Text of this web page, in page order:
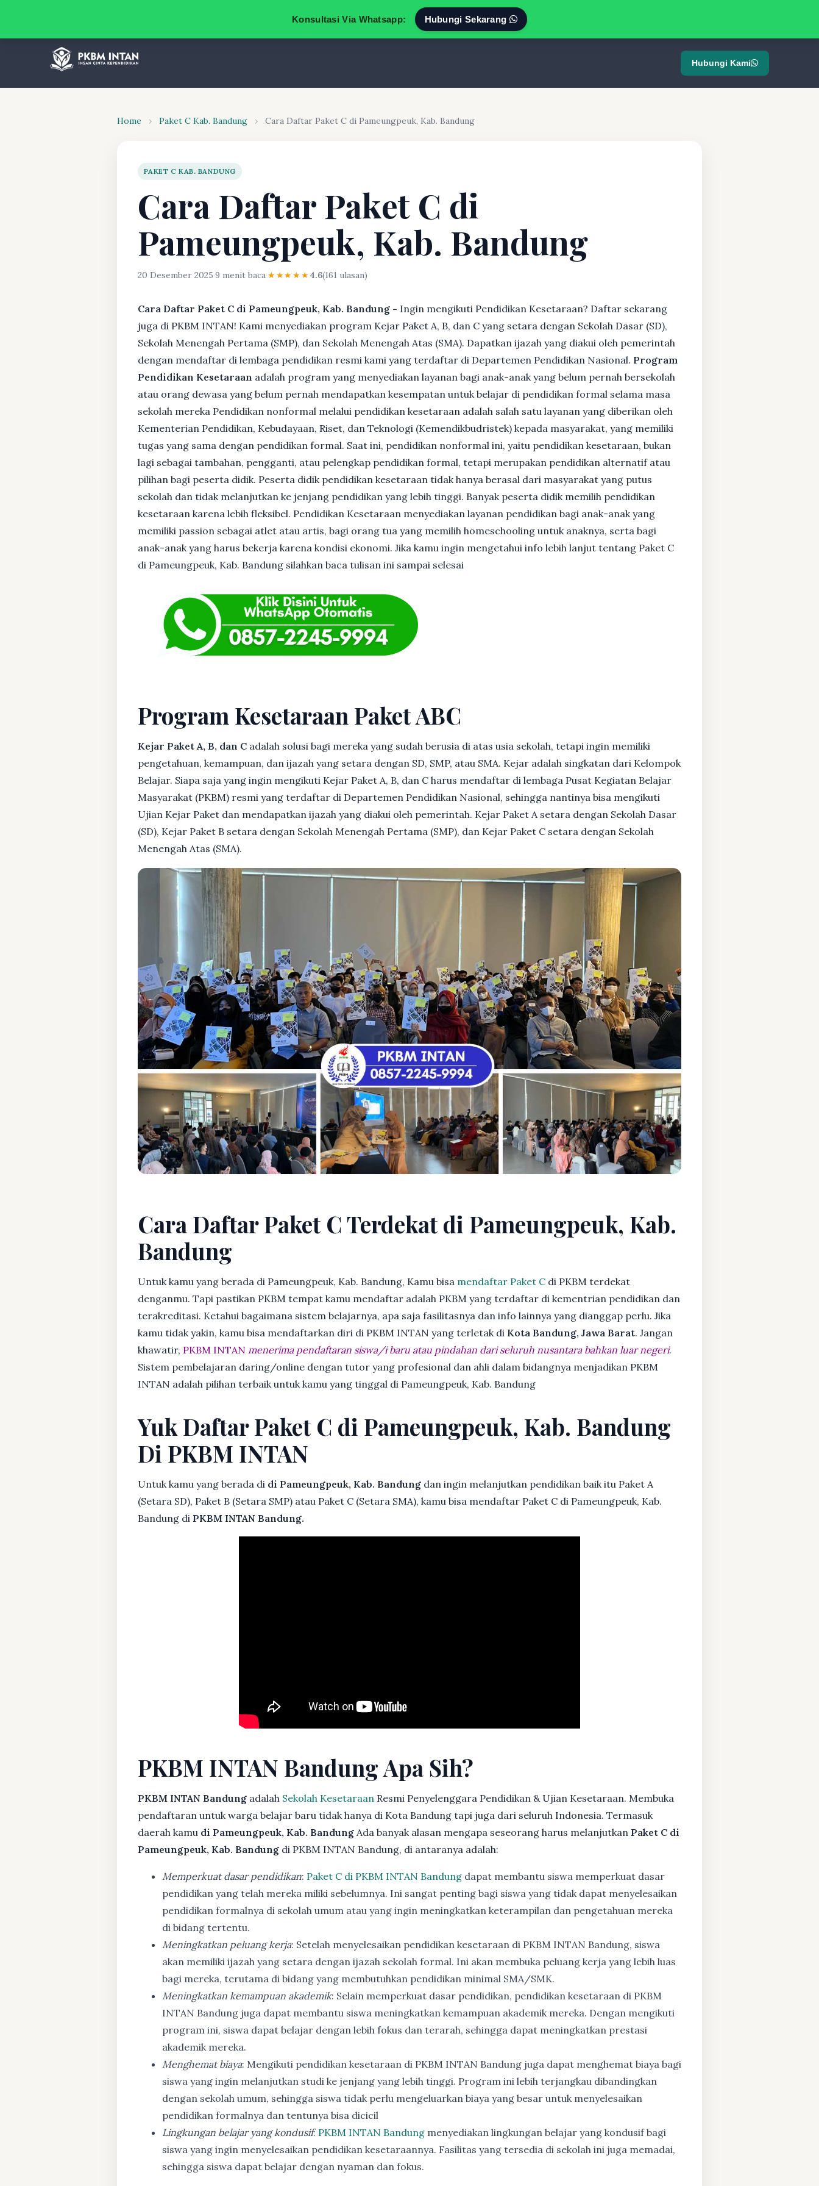
Konsultasi Via Whatsapp: Hubungi Sekarang
Hubungi Kami
Home › Paket C Kab. Bandung › Cara Daftar Paket C di Pameungpeuk, Kab. Bandung
PAKET C KAB. BANDUNG
Cara Daftar Paket C di
Pameungpeuk, Kab. Bandung
20 Desember 2025·9 menit baca·★★★★★4.6(161 ulasan)
Cara Daftar Paket C di Pameungpeuk, Kab. Bandung - Ingin mengikuti Pendidikan Kesetaraan? Daftar sekarang
juga di PKBM INTAN! Kami menyediakan program Kejar Paket A, B, dan C yang setara dengan Sekolah Dasar (SD),
Sekolah Menengah Pertama (SMP), dan Sekolah Menengah Atas (SMA). Dapatkan ijazah yang diakui oleh pemerintah
dengan mendaftar di lembaga pendidikan resmi kami yang terdaftar di Departemen Pendidikan Nasional. Program
Pendidikan Kesetaraan adalah program yang menyediakan layanan bagi anak-anak yang belum pernah bersekolah
atau orang dewasa yang belum pernah mendapatkan kesempatan untuk belajar di pendidikan formal selama masa
sekolah mereka Pendidikan nonformal melalui pendidikan kesetaraan adalah salah satu layanan yang diberikan oleh
Kementerian Pendidikan, Kebudayaan, Riset, dan Teknologi (Kemendikbudristek) kepada masyarakat, yang memiliki
tugas yang sama dengan pendidikan formal. Saat ini, pendidikan nonformal ini, yaitu pendidikan kesetaraan, bukan
lagi sebagai tambahan, pengganti, atau pelengkap pendidikan formal, tetapi merupakan pendidikan alternatif atau
pilihan bagi peserta didik. Peserta didik pendidikan kesetaraan tidak hanya berasal dari masyarakat yang putus
sekolah dan tidak melanjutkan ke jenjang pendidikan yang lebih tinggi. Banyak peserta didik memilih pendidikan
kesetaraan karena lebih fleksibel. Pendidikan Kesetaraan menyediakan layanan pendidikan bagi anak-anak yang
memiliki passion sebagai atlet atau artis, bagi orang tua yang memilih homeschooling untuk anaknya, serta bagi
anak-anak yang harus bekerja karena kondisi ekonomi. Jika kamu ingin mengetahui info lebih lanjut tentang Paket C
di Pameungpeuk, Kab. Bandung silahkan baca tulisan ini sampai selesai
Program Kesetaraan Paket ABC
Kejar Paket A, B, dan C adalah solusi bagi mereka yang sudah berusia di atas usia sekolah, tetapi ingin memiliki
pengetahuan, kemampuan, dan ijazah yang setara dengan SD, SMP, atau SMA. Kejar adalah singkatan dari Kelompok
Belajar. Siapa saja yang ingin mengikuti Kejar Paket A, B, dan C harus mendaftar di lembaga Pusat Kegiatan Belajar
Masyarakat (PKBM) resmi yang terdaftar di Departemen Pendidikan Nasional, sehingga nantinya bisa mengikuti
Ujian Kejar Paket dan mendapatkan ijazah yang diakui oleh pemerintah. Kejar Paket A setara dengan Sekolah Dasar
(SD), Kejar Paket B setara dengan Sekolah Menengah Pertama (SMP), dan Kejar Paket C setara dengan Sekolah
Menengah Atas (SMA).
Cara Daftar Paket C Terdekat di Pameungpeuk, Kab.
Bandung
Untuk kamu yang berada di Pameungpeuk, Kab. Bandung, Kamu bisa mendaftar Paket C di PKBM terdekat
denganmu. Tapi pastikan PKBM tempat kamu mendaftar adalah PKBM yang terdaftar di kementrian pendidikan dan
terakreditasi. Ketahui bagaimana sistem belajarnya, apa saja fasilitasnya dan info lainnya yang dianggap perlu. Jika
kamu tidak yakin, kamu bisa mendaftarkan diri di PKBM INTAN yang terletak di Kota Bandung, Jawa Barat. Jangan
khawatir, PKBM INTAN menerima pendaftaran siswa/i baru atau pindahan dari seluruh nusantara bahkan luar negeri.
Sistem pembelajaran daring/online dengan tutor yang profesional dan ahli dalam bidangnya menjadikan PKBM
INTAN adalah pilihan terbaik untuk kamu yang tinggal di Pameungpeuk, Kab. Bandung
Yuk Daftar Paket C di Pameungpeuk, Kab. Bandung
Di PKBM INTAN
Untuk kamu yang berada di di Pameungpeuk, Kab. Bandung dan ingin melanjutkan pendidikan baik itu Paket A
(Setara SD), Paket B (Setara SMP) atau Paket C (Setara SMA), kamu bisa mendaftar Paket C di Pameungpeuk, Kab.
Bandung di PKBM INTAN Bandung.
PKBM INTAN Bandung Apa Sih?
PKBM INTAN Bandung adalah Sekolah Kesetaraan Resmi Penyelenggara Pendidikan & Ujian Kesetaraan. Membuka
pendaftaran untuk warga belajar baru tidak hanya di Kota Bandung tapi juga dari seluruh Indonesia. Termasuk
daerah kamu di Pameungpeuk, Kab. Bandung Ada banyak alasan mengapa seseorang harus melanjutkan Paket C di
Pameungpeuk, Kab. Bandung di PKBM INTAN Bandung, di antaranya adalah:
Memperkuat dasar pendidikan: Paket C di PKBM INTAN Bandung dapat membantu siswa memperkuat dasar
pendidikan yang telah mereka miliki sebelumnya. Ini sangat penting bagi siswa yang tidak dapat menyelesaikan
pendidikan formalnya di sekolah umum atau yang ingin meningkatkan keterampilan dan pengetahuan mereka
di bidang tertentu.
Meningkatkan peluang kerja: Setelah menyelesaikan pendidikan kesetaraan di PKBM INTAN Bandung, siswa
akan memiliki ijazah yang setara dengan ijazah sekolah formal. Ini akan membuka peluang kerja yang lebih luas
bagi mereka, terutama di bidang yang membutuhkan pendidikan minimal SMA/SMK.
Meningkatkan kemampuan akademik: Selain memperkuat dasar pendidikan, pendidikan kesetaraan di PKBM
INTAN Bandung juga dapat membantu siswa meningkatkan kemampuan akademik mereka. Dengan mengikuti
program ini, siswa dapat belajar dengan lebih fokus dan terarah, sehingga dapat meningkatkan prestasi
akademik mereka.
Menghemat biaya: Mengikuti pendidikan kesetaraan di PKBM INTAN Bandung juga dapat menghemat biaya bagi
siswa yang ingin melanjutkan studi ke jenjang yang lebih tinggi. Program ini lebih terjangkau dibandingkan
dengan sekolah umum, sehingga siswa tidak perlu mengeluarkan biaya yang besar untuk menyelesaikan
pendidikan formalnya dan tentunya bisa dicicil
Lingkungan belajar yang kondusif: PKBM INTAN Bandung menyediakan lingkungan belajar yang kondusif bagi
siswa yang ingin menyelesaikan pendidikan kesetaraannya. Fasilitas yang tersedia di sekolah ini juga memadai,
sehingga siswa dapat belajar dengan nyaman dan fokus.